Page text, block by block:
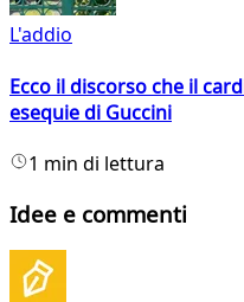
L'addio
Ecco il discorso che il
esequie di Guccini
1 min di lettura
Idee e commenti